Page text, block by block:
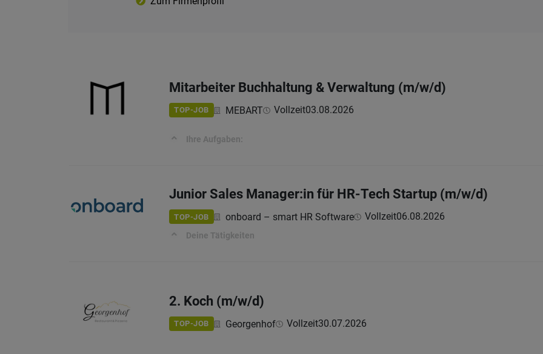
Mitarbeiter Buchhaltung & Verwaltung (m/w/d)
TOP-JOB MEBART Vollzeit03.08.2026
Ihre Aufgaben:
Junior Sales Manager:in für HR-Tech Startup (m/w/d)
TOP-JOB onboard – smart HR Software Vollzeit06.08.2026
Deine Tätigkeiten
2. Koch (m/w/d)
TOP-JOB Georgenhof Vollzeit30.07.2026